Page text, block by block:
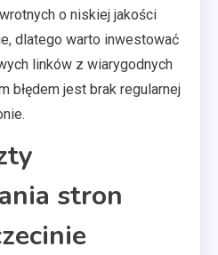
o niskiej jakości
dlatego warto inwestować
linków z wiarygodnych
błędem jest brak regularnej
stron